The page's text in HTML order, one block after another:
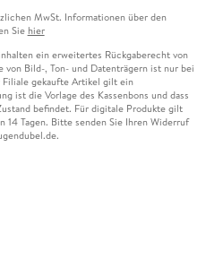
MwSt. Informationen über den
Sie hier
ein erweitertes Rückgaberecht von
von Bild-, Ton- und Datenträgern ist nur bei
gekaufte Artikel gilt ein
ist die Vorlage des Kassenbons und dass
befindet. Für digitale Produkte gilt
Tagen. Bitte senden Sie Ihren Widerruf